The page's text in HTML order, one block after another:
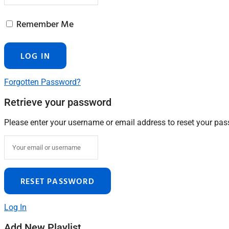
Remember Me
Forgotten Password?
Retrieve your password
Please enter your username or email address to reset your
Log In